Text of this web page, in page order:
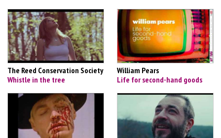
The Reed Conservation Society
Whistle in the tree
William Pears
Life for second-hand goods